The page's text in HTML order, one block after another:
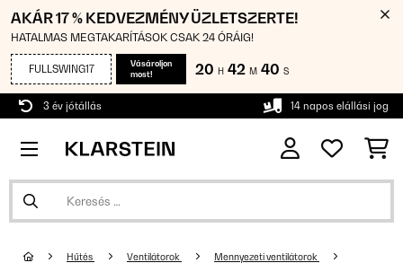
AKÁR 17 % KEDVEZMÉNY ÜZLETSZERTE!
HATALMAS MEGTAKARÍTÁSOK CSAK 24 ÓRÁIG!
FULLSWING17
Vásároljon
most!
20 H 42 M 40 S
3 év jótállás 14 napos elállási jog
Hűtés Ventilátorok Mennyezeti ventilátorok